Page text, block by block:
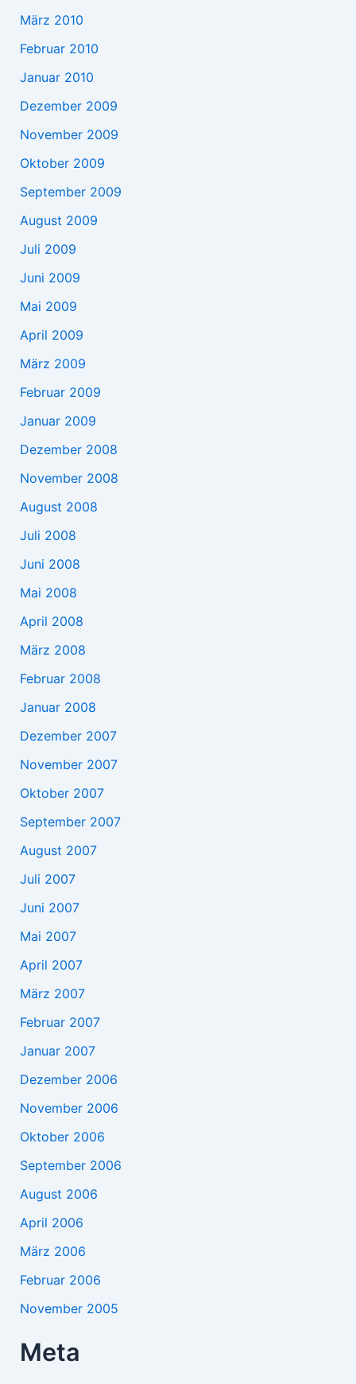
März 2010
Februar 2010
Januar 2010
Dezember 2009
November 2009
Oktober 2009
September 2009
August 2009
Juli 2009
Juni 2009
Mai 2009
April 2009
März 2009
Februar 2009
Januar 2009
Dezember 2008
November 2008
August 2008
Juli 2008
Juni 2008
Mai 2008
April 2008
März 2008
Februar 2008
Januar 2008
Dezember 2007
November 2007
Oktober 2007
September 2007
August 2007
Juli 2007
Juni 2007
Mai 2007
April 2007
März 2007
Februar 2007
Januar 2007
Dezember 2006
November 2006
Oktober 2006
September 2006
August 2006
April 2006
März 2006
Februar 2006
November 2005
Meta